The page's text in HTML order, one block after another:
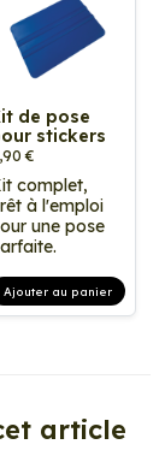
de pose
stickers
€
complet,
à l'emploi
une pose
Ajouter au panier
article